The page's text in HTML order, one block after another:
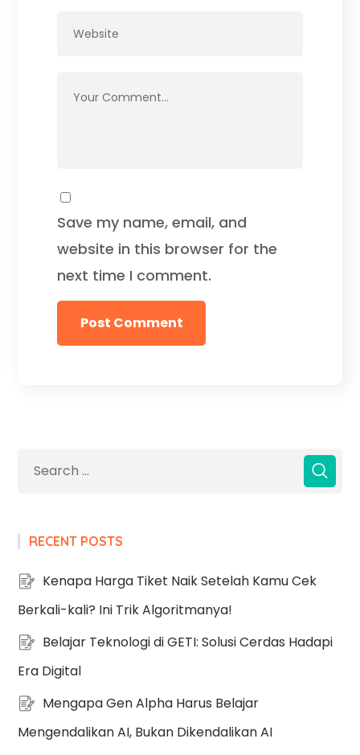
Save my name, email, and
website in this browser for the
next time I comment.
RECENT POSTS
Kenapa Harga Tiket Naik Setelah Kamu Cek
Berkali-kali? Ini Trik Algoritmanya!
Belajar Teknologi di GETI: Solusi Cerdas Hadapi
Era Digital
Mengapa Gen Alpha Harus Belajar
Mengendalikan AI, Bukan Dikendalikan AI